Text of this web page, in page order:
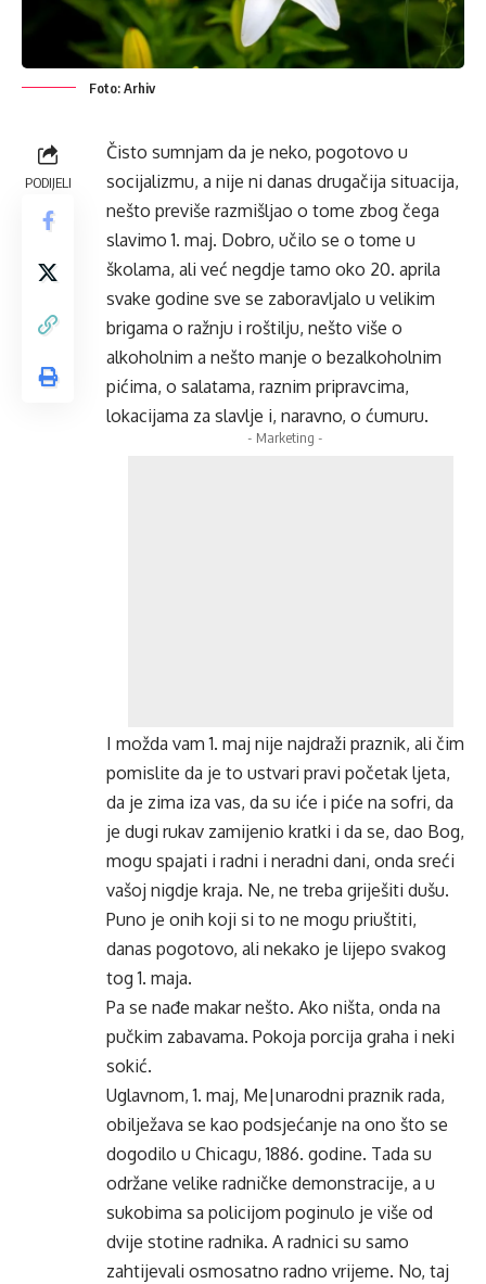
Foto: Arhiv
PODIJELI
Čisto sumnjam da je neko, pogotovo u
socijalizmu, a nije ni danas drugačija situacija,
nešto previše razmišljao o tome zbog čega
slavimo 1. maj. Dobro, učilo se o tome u
školama, ali već negdje tamo oko 20. aprila
svake godine sve se zaboravljalo u velikim
brigama o ražnju i roštilju, nešto više o
alkoholnim a nešto manje o bezalkoholnim
pićima, o salatama, raznim pripravcima,
lokacijama za slavlje i, naravno, o ćumuru.
- Marketing -
I možda vam 1. maj nije najdraži praznik, ali čim
pomislite da je to ustvari pravi početak ljeta,
da je zima iza vas, da su iće i piće na sofri, da
je dugi rukav zamijenio kratki i da se, dao Bog,
mogu spajati i radni i neradni dani, onda sreći
vašoj nigdje kraja. Ne, ne treba griješiti dušu.
Puno je onih koji si to ne mogu priuštiti,
danas pogotovo, ali nekako je lijepo svakog
tog 1. maja.
Pa se nađe makar nešto. Ako ništa, onda na
pučkim zabavama. Pokoja porcija graha i neki
sokić.
Uglavnom, 1. maj, Me|unarodni praznik rada,
obilježava se kao podsjećanje na ono što se
dogodilo u Chicagu, 1886. godine. Tada su
održane velike radničke demonstracije, a u
sukobima sa policijom poginulo je više od
dvije stotine radnika. A radnici su samo
zahtijevali osmosatno radno vrijeme. No, taj